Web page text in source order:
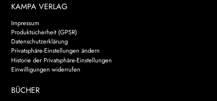
KAMPA VERLAG
Impressum
Produktsicherheit (GPSR)
Datenschutzerklärung
Privatsphäre-Einstellungen ändern
Historie der Privatsphäre-Einstellungen
Einwilligungen widerrufen
BÜCHER